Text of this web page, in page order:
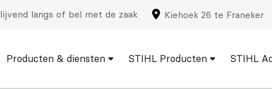
langs of bel met de zaak Kiehoek 26 te Franeker
Producten & diensten STIHL Producten STIHL